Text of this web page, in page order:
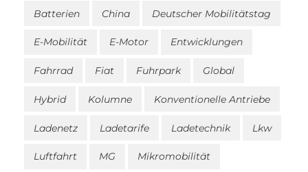
Batterien China Deutscher Mobilitätstag
E-Mobilität E-Motor Entwicklungen
Fahrrad Fiat Fuhrpark Global
Hybrid Kolumne Konventionelle Antriebe
Ladenetz Ladetarife Ladetechnik Lkw
Luftfahrt MG Mikromobilität